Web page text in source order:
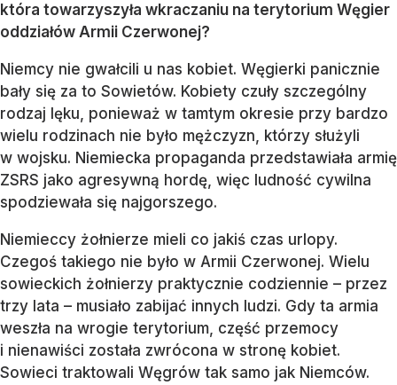
która towarzyszyła wkraczaniu na terytorium Węgier
oddziałów Armii Czerwonej?
Niemcy nie gwałcili u nas kobiet. Węgierki panicznie
bały się za to Sowietów. Kobiety czuły szczególny
rodzaj lęku, ponieważ w tamtym okresie przy bardzo
wielu rodzinach nie było mężczyzn, którzy służyli
w wojsku. Niemiecka propaganda przedstawiała armię
ZSRS jako agresywną hordę, więc ludność cywilna
spodziewała się najgorszego.
Niemieccy żołnierze mieli co jakiś czas urlopy.
Czegoś takiego nie było w Armii Czerwonej. Wielu
sowieckich żołnierzy praktycznie codziennie – przez
trzy lata – musiało zabijać innych ludzi. Gdy ta armia
weszła na wrogie terytorium, część przemocy
i nienawiści została zwrócona w stronę kobiet.
Sowieci traktowali Węgrów tak samo jak Niemców.